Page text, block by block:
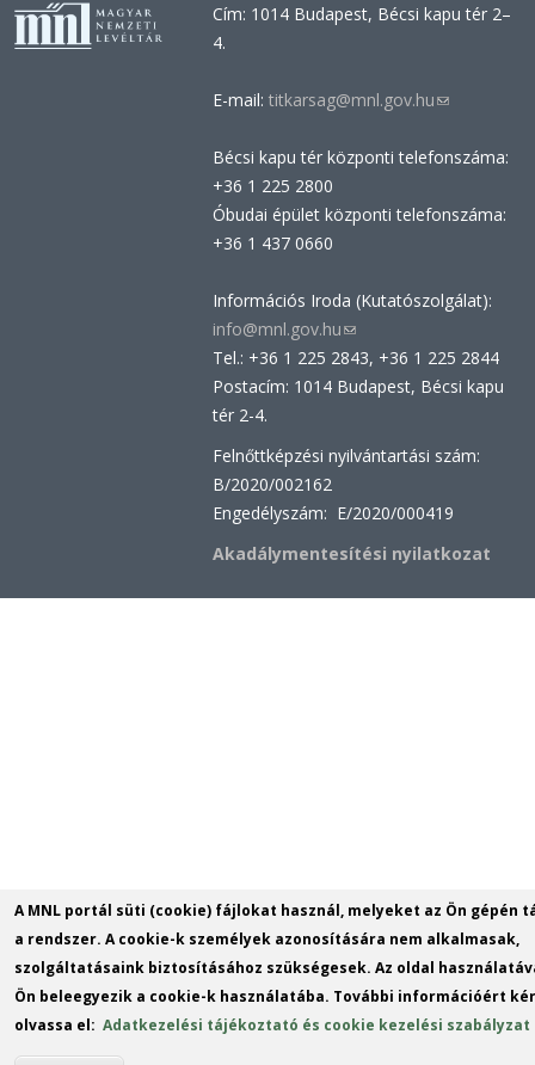
Cím: 1014 Budapest, Bécsi kapu tér 2–
4.
E-mail: titkarsag@mnl.gov.hu(link
e-
Bécsi kapu tér központi telefonszáma:
+36 1 225 2800
Óbudai épület központi telefonszáma:
+36 1 437 0660
Információs Iroda (Kutatószolgálat):
info@mnl.gov.hu(link
sends
e-
Tel.: +36 1 225 2843, +36 1 225 2844
Postacím: 1014 Budapest, Bécsi kapu
tér 2-4.
Felnőttképzési nyilvántartási szám:
B/2020/002162
Engedélyszám: E/2020/000419
Akadálymentesítési nyilatkozat
A MNL portál süti (cookie) fájlokat használ, melyeket az Ön gépén
a rendszer. A cookie-k személyek azonosítására nem alkalmasak,
szolgáltatásaink biztosításához szükségesek. Az oldal
Ön beleegyezik a cookie-k használatába. További információért
olvassa el:Adatkezelési tájékoztató és cookie kezelési szabályzat